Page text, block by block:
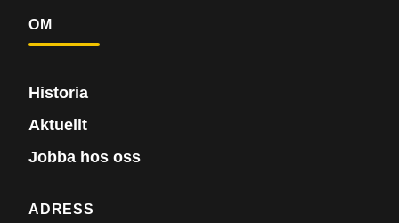
OM
Historia
Aktuellt
Jobba hos oss
ADRESS